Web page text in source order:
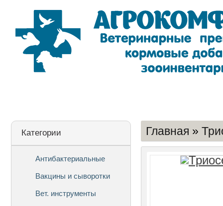
Категории
Антибактериальные
Вакцины и сыворотки
Вет. инструменты
Главная »